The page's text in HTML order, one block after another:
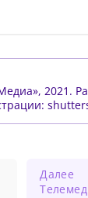
2021.
Далее
Телемедицина: